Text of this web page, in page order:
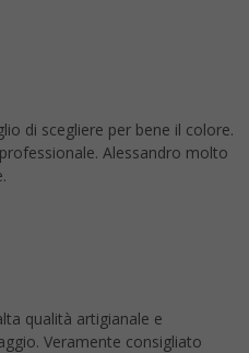
di scegliere per bene il colore.
Alessandro molto
qualità artigianale e
Veramente consigliato